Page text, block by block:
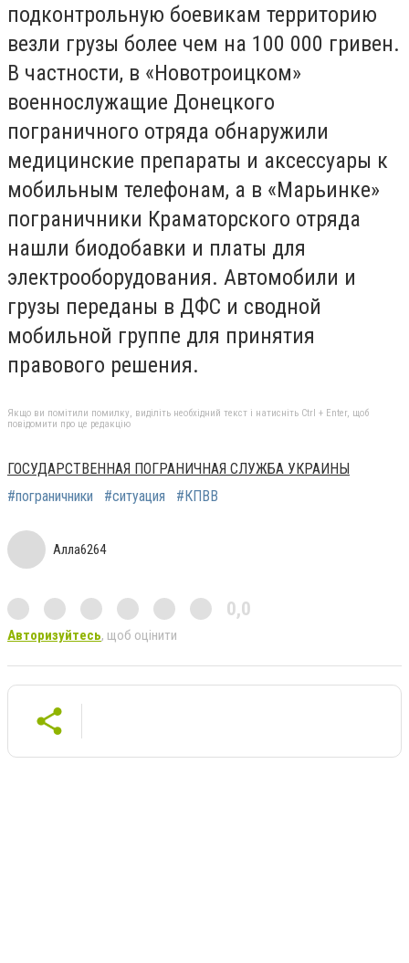
подконтрольную боевикам территорию
везли грузы более чем на 100 000 гривен.
В частности, в «Новотроицком»
военнослужащие Донецкого
пограничного отряда обнаружили
медицинские препараты и аксессуары к
мобильным телефонам, а в «Марьинке»
пограничники Краматорского отряда
нашли биодобавки и платы для
электрооборудования. Автомобили и
грузы переданы в ДФС и сводной
мобильной группе для принятия
правового решения.
Якщо ви помітили помилку, виділіть необхідний текст і натисніть Ctrl + Enter, щоб
повідомити про це редакцію
ГОСУДАРСТВЕННАЯ ПОГРАНИЧНАЯ СЛУЖБА УКРАИНЫ
#пограничники
#ситуация #КПВВ
Алла6264
0,0
Авторизуйтесь, щоб оцінити